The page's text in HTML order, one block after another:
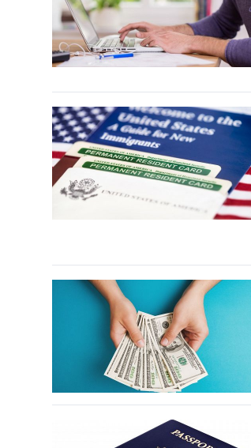
Все страны
Великобритания
Венгрия
Германия
Испания
Казахстан
Канада
Кипр